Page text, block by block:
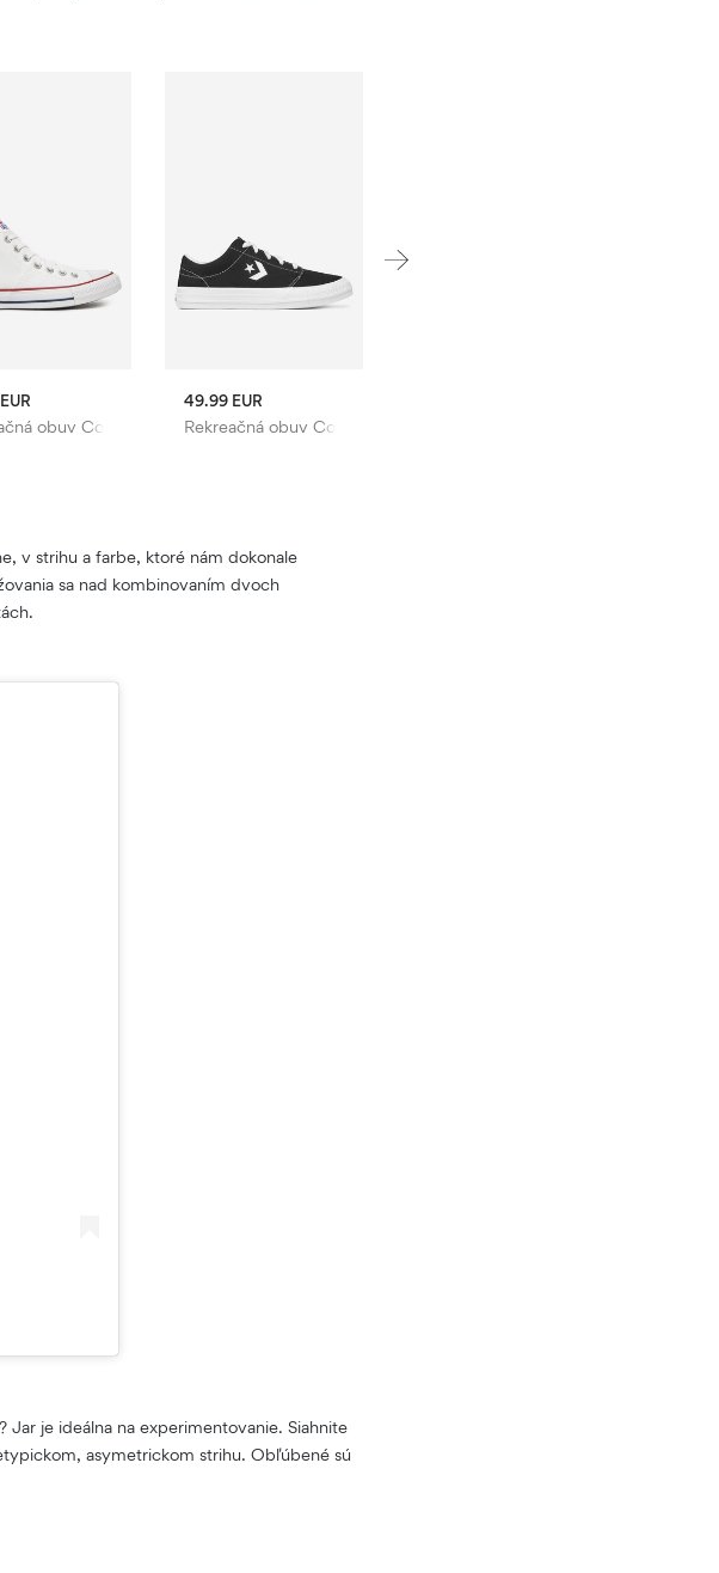
obuv Converse Rekreačná obuv Converse
49.99 EUR
v strihu a farbe, ktoré nám dokonale
sa nad kombinovaním dvoch
je ideálna na experimentovanie. Siahnite
asymetrickom strihu. Obľúbené sú